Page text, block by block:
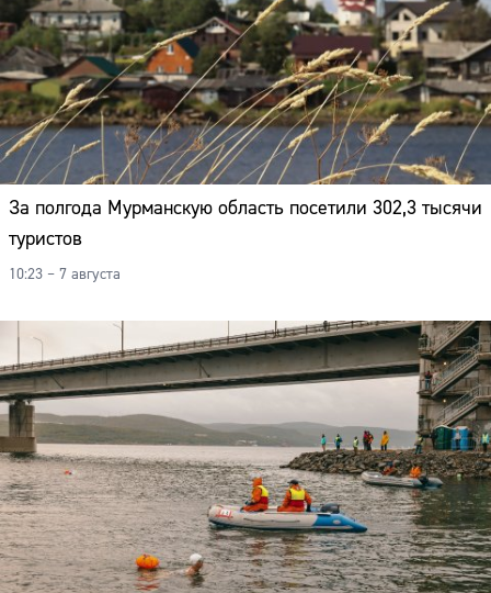
За полгода Мурманскую область посетили 302,3 тысячи
туристов
10:23 – 7 августа